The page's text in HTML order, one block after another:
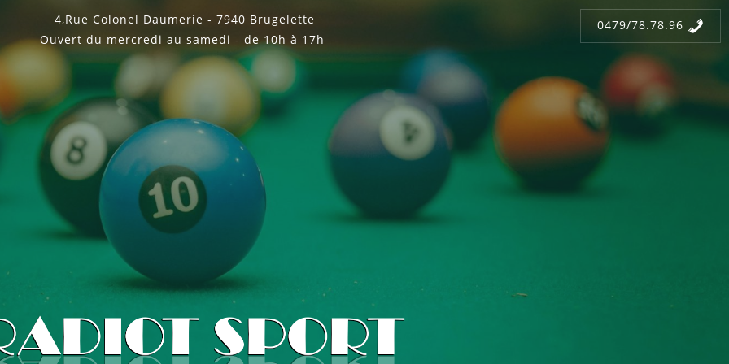
4,Rue Colonel Daumerie - 7940 Brugelette
Ouvert du mercredi au samedi - de 10h à 17h
0479/78.78.96